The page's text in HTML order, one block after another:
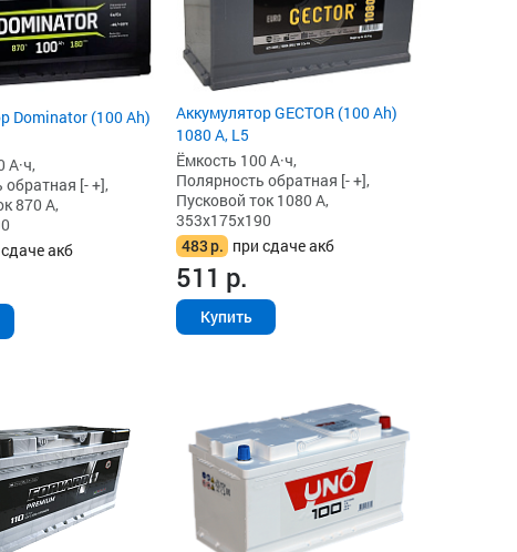
Dominator (100 Ah)
А·ч,
[- +],
870 А,
акб
Аккумулятор GECTOR (100 Ah)
1080 А, L5
Ёмкость 100 А·ч,
Полярность обратная [- +],
Пусковой ток 1080 А,
353x175x190
483р. при сдаче акб
511 р.
Купить